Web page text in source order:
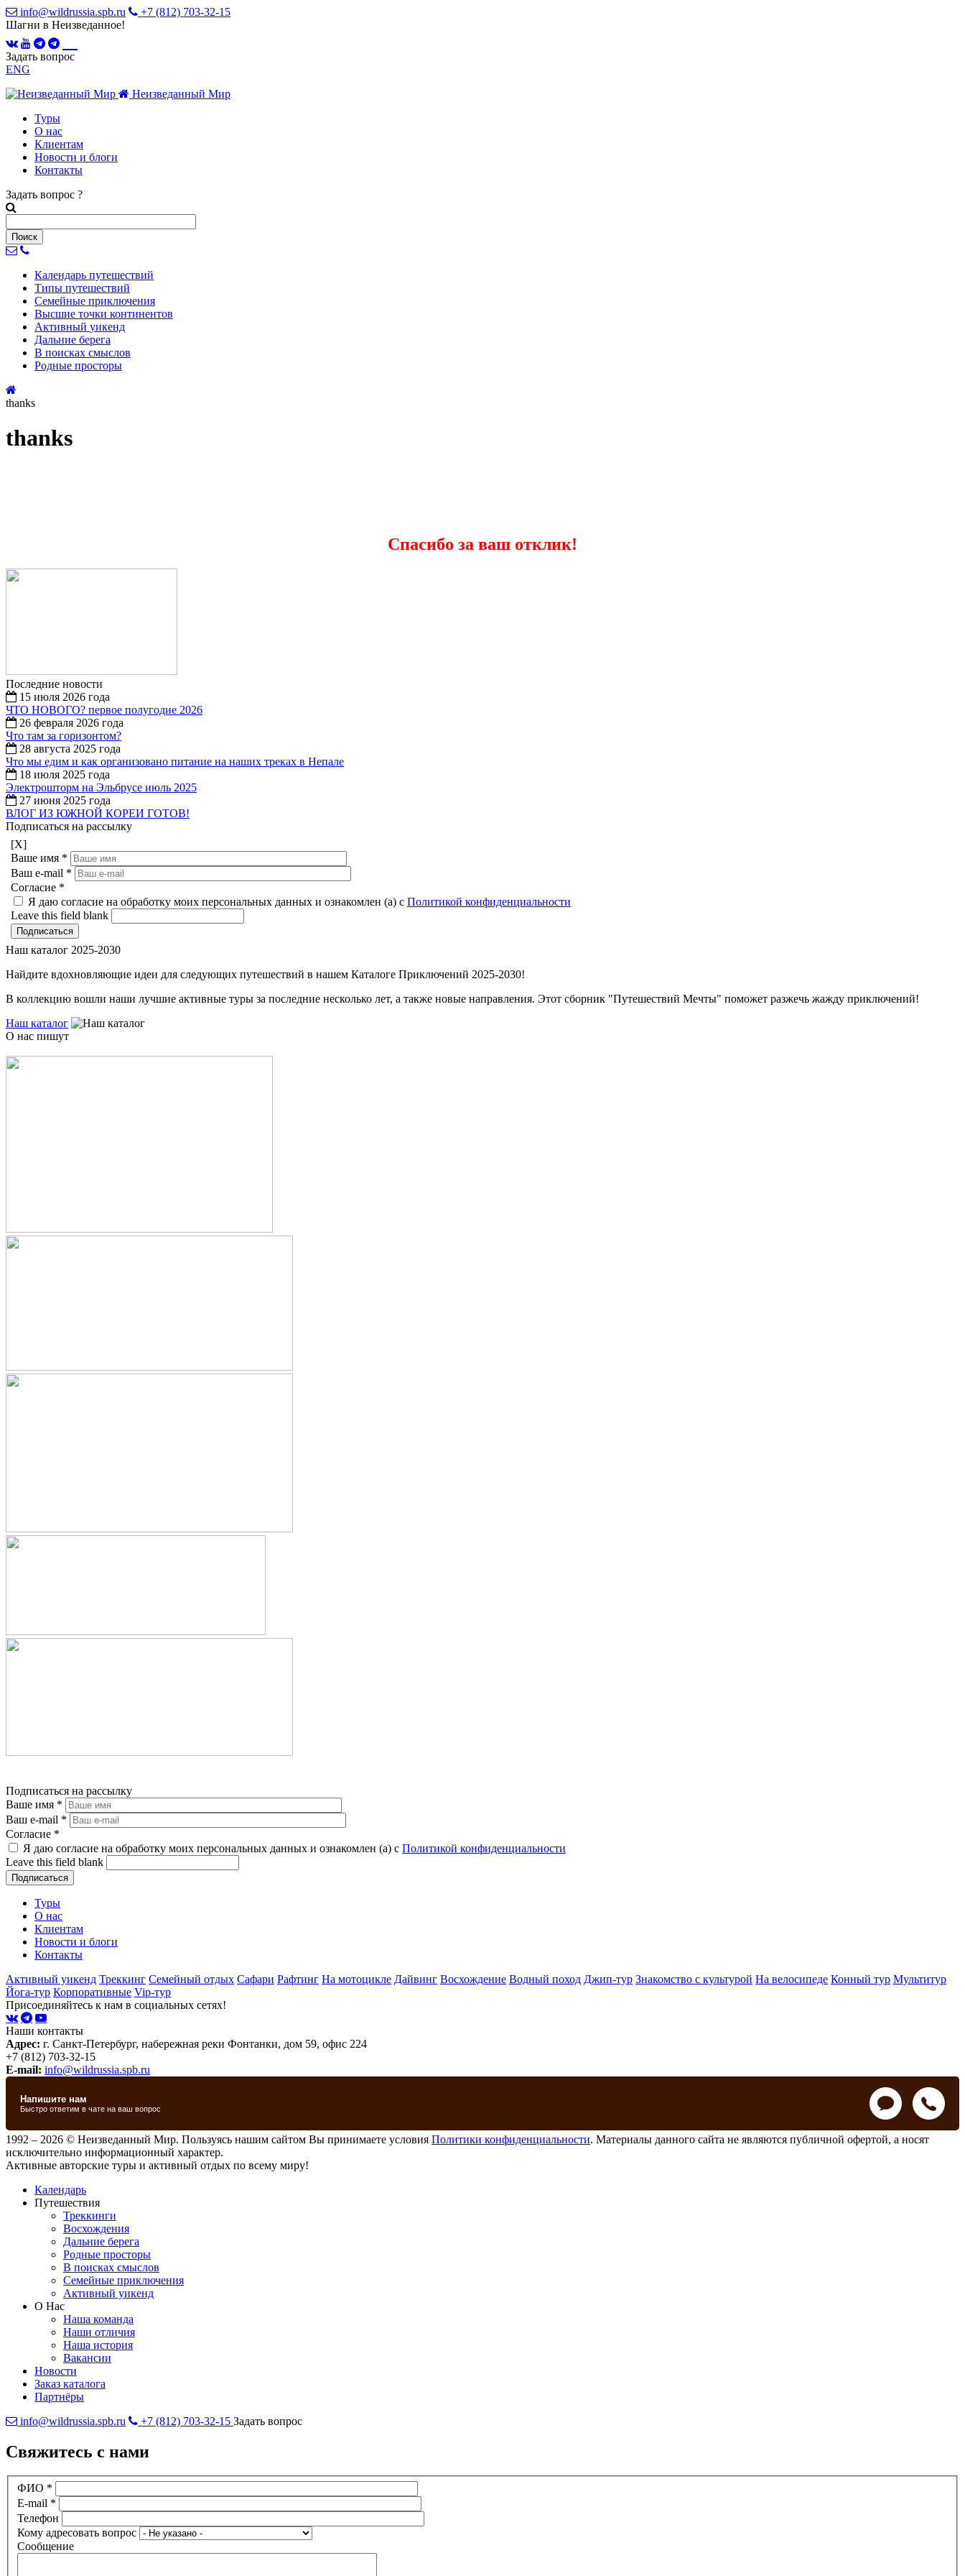
info@wildrussia.spb.ru
+7 (812) 703-32-15
Шагни в Неизведанное!
Задать вопрос
ENG
Неизведанный Мир
Туры
О нас
Клиентам
Новости и блоги
Контакты
Задать вопрос ?
Календарь путешествий
Типы путешествий
Семейные приключения
Высшие точки континентов
Активный уикенд
Дальние берега
В поисках смыслов
Родные просторы
thanks
thanks
Спасибо за ваш отклик!
Последние новости
15 июля 2026 года
ЧТО НОВОГО? первое полугодие 2026
26 февраля 2026 года
Что там за горизонтом?
28 августа 2025 года
Что мы едим и как организовано питание на наших треках в Непале
18 июля 2025 года
Электрошторм на Эльбрусе июль 2025
27 июня 2025 года
ВЛОГ ИЗ ЮЖНОЙ КОРЕИ ГОТОВ!
Подписаться на рассылку
[X]
Ваше имя *
Ваш e-mail *
Согласие *
Я даю согласие на обработку моих персональных данных и ознакомлен (а) с Политикой конфиденциальности
Leave this field blank
Наш каталог 2025-2030
Найдите вдохновляющие идеи для следующих путешествий в нашем Каталоге Приключений 2025-2030!
В коллекцию вошли наши лучшие активные туры за последние несколько лет, а также новые направления. Этот сборник "Путешествий Мечты" поможет разжечь жажду приключений!
Наш каталог
О нас пишут
Подписаться на рассылку
Ваше имя *
Ваш e-mail *
Согласие *
Я даю согласие на обработку моих персональных данных и ознакомлен (а) с Политикой конфиденциальности
Leave this field blank
Туры
О нас
Клиентам
Новости и блоги
Контакты
Активный уикенд Треккинг Семейный отдых Сафари Рафтинг На мотоцикле Дайвинг Восхождение Водный поход Джип-тур Знакомство с культурой На велосипеде Конный тур Мультитур
Йога-тур Корпоративные Vip-тур
Присоединяйтесь к нам в социальных сетях!
Наши контакты
Адрес: г. Санкт-Петербург, набережная реки Фонтанки, дом 59, офис 224
+7 (812) 703-32-15
E-mail: info@wildrussia.spb.ru
1992 – 2026 © Неизведанный Мир. Пользуясь нашим сайтом Вы принимаете условия Политики конфиденциальности. Материалы данного сайта не являются публичной офертой, а носят
исключительно информационный характер.
Активные авторские туры и активный отдых по всему миру!
Календарь
Путешествия
Треккинги
Восхождения
Дальние берега
Родные просторы
В поисках смыслов
Семейные приключения
Активный уикенд
О Нас
Наша команда
Наши отличия
Наша история
Вакансии
Новости
Заказ каталога
Партнёры
info@wildrussia.spb.ru
+7 (812) 703-32-15 Задать вопрос
Свяжитесь с нами
ФИО *
E-mail *
Телефон
Кому адресовать вопрос
Сообщение